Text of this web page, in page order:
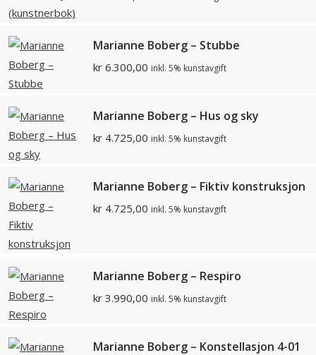
Marianne Boberg – Stubbe
kr 6.300,00 inkl. 5% kunstavgift
Marianne Boberg – Hus og sky
kr 4.725,00 inkl. 5% kunstavgift
Marianne Boberg – Fiktiv konstruksjon
kr 4.725,00 inkl. 5% kunstavgift
Marianne Boberg – Respiro
kr 3.990,00 inkl. 5% kunstavgift
Marianne Boberg – Konstellasjon 4-01